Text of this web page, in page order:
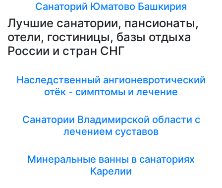
Санаторий Юматово Башкирия
Лучшие санатории, пансионаты,
отели, гостиницы, базы отдыха
России и стран СНГ
Наследственный ангионевротический
отёк - симптомы и лечение
Санатории Владимирской области с
лечением суставов
Минеральные ванны в санаториях
Карелии